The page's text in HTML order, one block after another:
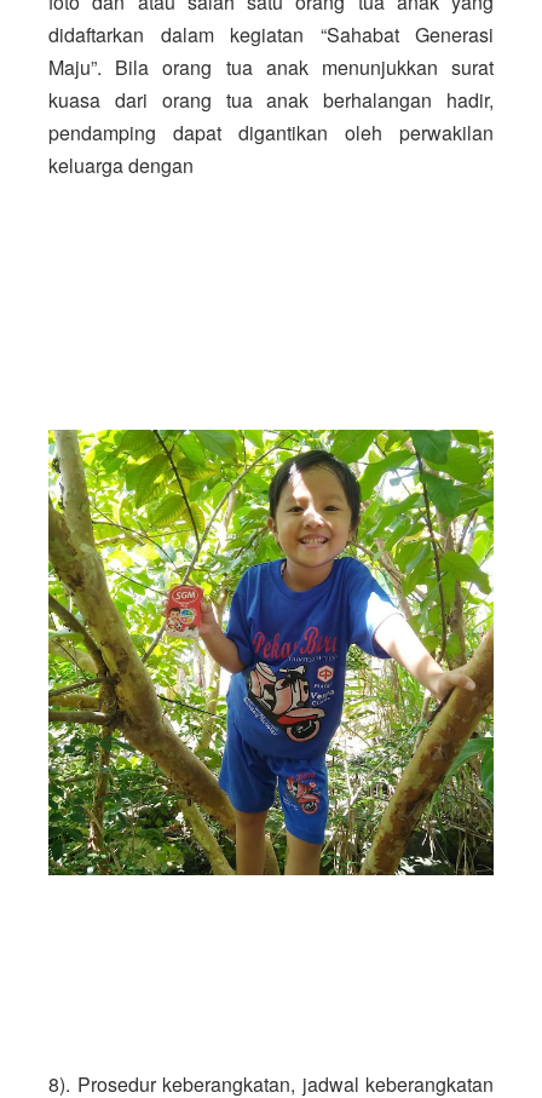
didaftarkan dalam kegiatan “Sahabat Generasi
Maju”. Bila orang tua anak menunjukkan surat
kuasa dari orang tua anak berhalangan hadir,
pendamping dapat digantikan oleh perwakilan
keluarga dengan
8). Prosedur keberangkatan, jadwal keberangkatan